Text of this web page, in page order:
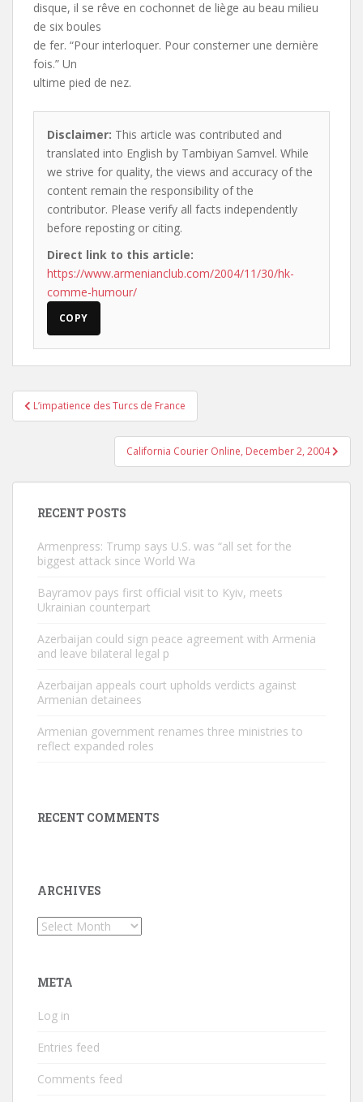
disque, il se rêve en cochonnet de liège au beau milieu
de six boules
de fer. “Pour interloquer. Pour consterner une dernière
fois.” Un
ultime pied de nez.
Disclaimer: This article was contributed and
translated into English by Tambiyan Samvel. While
we strive for quality, the views and accuracy of the
content remain the responsibility of the
contributor. Please verify all facts independently
before reposting or citing.
Direct link to this article:
https://www.armenianclub.com/2004/11/30/hk-
comme-humour/
COPY
Post
navigation
L’impatience des Turcs de France
California Courier Online, December 2, 2004
RECENT POSTS
Armenpress: Trump says U.S. was “all set for the
biggest attack since World Wa
Bayramov pays first official visit to Kyiv, meets
Ukrainian counterpart
Azerbaijan could sign peace agreement with Armenia
and leave bilateral legal p
Azerbaijan appeals court upholds verdicts against
Armenian detainees
Armenian government renames three ministries to
reflect expanded roles
RECENT COMMENTS
ARCHIVES
Archives
META
Log in
Entries feed
Comments feed